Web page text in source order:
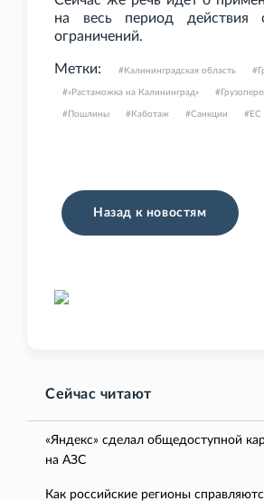
на весь период действия
ограничений.
Метки: Калининградская область
«Растаможка на Калининград»
Пошлины Каботаж Санкции ЕС
Назад к новостям
Сейчас читают
«Яндекс» сделал общедоступной
на АЗС
Как российские регионы